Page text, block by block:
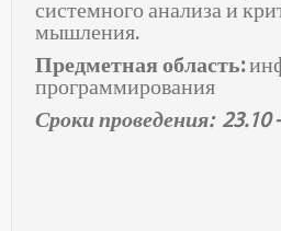
системного анализа и
мышления.
Предметная область:
программирования
Сроки проведения: 23.10